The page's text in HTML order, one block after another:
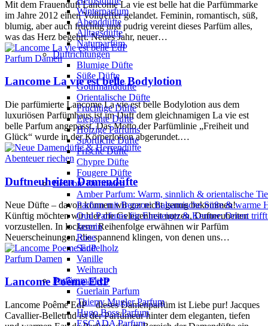
Winterparfum
Abenddüfte
Alltagsdüfte
Naturparfüm
Duftrichtungen
Blumige Düfte
Süße Düfte
Gourmanddüfte
Orientalische Düfte
Fruchtige Düfte
Elegante Düfte
Holzige Parfums
Sportliche Düfte
Frische Düfte
Chypre Düfte
Fougere Düfte
Beliebte Duftnoten
Amber Parfum: Warm, sinnlich & orientalische
Parfum mit Benzoe: Balsamische Süße & warme
Oud Parfums für Einsteiger & Kenner: Orient
Jasmin
Rose
Sandelholz
Vanille
Weihrauch
Parfümmarken
Guerlain Parfum
Thierry Mugler Parfum
Hugo Boss Parfum
ESCADA Parfum
Mit dem Frauenduft Lancome La vie est belle hat die Parfümmarke
im Jahre 2012 einen Volltreffer gelandet. Feminin, romantisch, süß,
blumig, aber auch fruchtig und pudrig vereint dieses Parfüm alles,
was das Herz begehrt. Neues Jahr, neuer…
Parfum Damen
Lancome La vie est belle Bodylotion
Die parfümierte Lancome La vie est belle Bodylotion aus dem
luxuriösen Parfümhaus ist im Duft dem gleichnamigen La vie est
belle Parfum angepasst. Das Motto der Parfümlinie „Freiheit und
Glück“ wurde in der Körperlotion abgerundet.…
Abenteuer riechen
Duftneuheiten Damendüfte
Neue Düfte – davon können wir gar nicht genug bekommen!
Künftig möchten wir hier die Gelegenheit nutzen, Duftneuheiten
vorzustellen. In lockerer Reihenfolge erwähnen wir Parfüm
Neuerscheinungen, die spannend klingen, von denen uns…
Parfum Damen
Lancome Poême EdP
Lancome Poême EdP – dieses Damenparfüm ist Liebe pur! Jacques
Cavallier-Belletrud ist der Parfümeur hinter dem eleganten, tiefen